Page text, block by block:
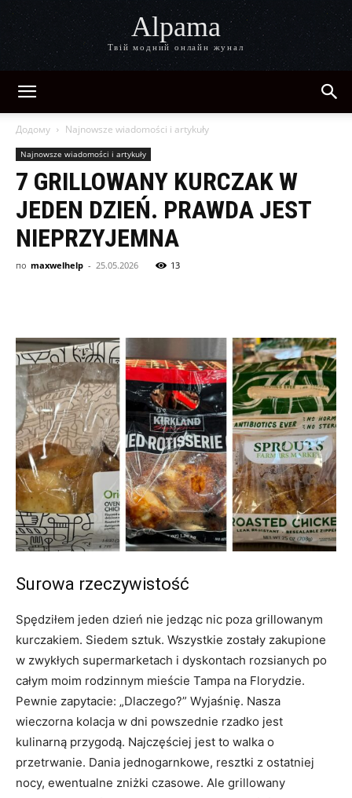
Alpama
Твій модний онлайн жунал
Додому Najnowsze wiadomości i artykuły
Najnowsze wiadomości i artykuły
7 GRILLOWANY KURCZAK W
JEDEN DZIEŃ. PRAWDA JEST
NIEPRZYJEMNA
по maxwelhelp - 25.05.2026 13
Surowa rzeczywistość
Spędziłem jeden dzień nie jedząc nic poza grillowanym
kurczakiem. Siedem sztuk. Wszystkie zostały zakupione
w zwykłych supermarketach i dyskontach rozsianych po
całym moim rodzinnym mieście Tampa na Florydzie.
Pewnie zapytacie: „Dlaczego?” Wyjaśnię. Nasza
wieczorna kolacja w dni powszednie rzadko jest
kulinarną przygodą. Najczęściej jest to walka o
przetrwanie. Dania jednogarnkowe, resztki z ostatniej
nocy, ewentualne zniżki czasowe. Ale grillowany